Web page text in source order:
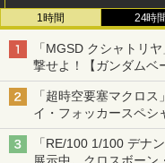
1時間 24時
「MGSD クシャトリ
撃せよ！【ガンダムベ
「超時空要塞マクロ
イ・フォッカースペシ
「RE/100 1/100 デナ